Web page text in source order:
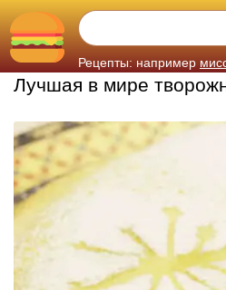
Рецепты: например
Лучшая в мире